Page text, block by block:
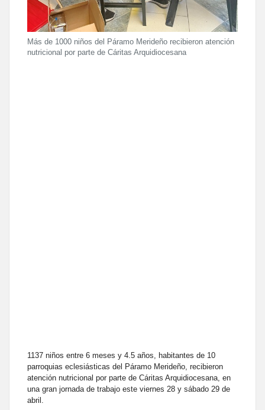
Más de 1000 niños del Páramo Merideño recibieron atención
nutricional por parte de Cáritas Arquidiocesana
1137 niños entre 6 meses y 4.5 años, habitantes de 10
parroquias eclesiásticas del Páramo Merideño, recibieron
atención nutricional por parte de Cáritas Arquidiocesana, en
una gran jornada de trabajo este viernes 28 y sábado 29 de
abril.